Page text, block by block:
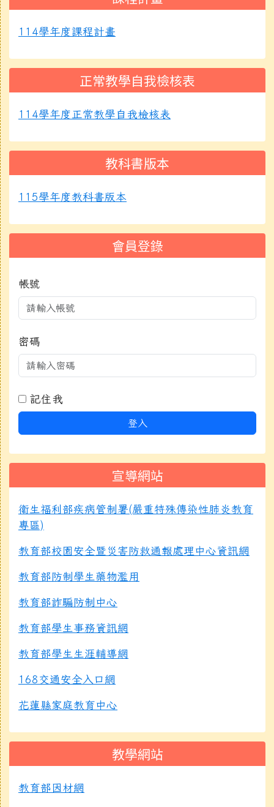
114學年度課程計畫
正常教學自我檢核表
114學年度正常教學自我檢核表
教科書版本
115學年度教科書版本
會員登錄
帳號
密碼
記住我
登入
宣導網站
衛生福利部疾病管制署(嚴重特殊傳染性肺炎教育
專區)
教育部校園安全暨災害防救通報處理中心資訊網
教育部防制學生藥物濫用
教育部詐騙防制中心
教育部學生事務資訊網
教育部學生生涯輔導網
168交通安全入口網
花蓮縣家庭教育中心
教學網站
教育部因材網